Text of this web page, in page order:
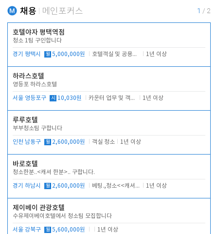
채용 메인포커스 1 / 2
호텔야자 평택역점
청소 1팀 구인합니다
경기 평택시 월 5,000,000원 호텔객실 및 공용시설 청소 관리 1년 이상
하라스호텔
영등포 하라스호텔
서울 영등포구 시 10,030원 카운터 업무 및 객실관리(청소상태 확인, 객실판매) 1년 이상
루루호텔
부부청소팀 구합니다
인천 남동구 월 2,600,000원 객실 청소 1년 이상
바로호텔
청소한분..<캐셔 한분>.. 구합니다.
경기 하남시 월 2,600,000원 베팅.,청소<<캐셔 모셔봅니다. 1년 이상
제이베이 관광호텔
수유제이베이호텔에서 청소팀 모집합니다
서울 강북구 월 5,600,000원 1년 이상